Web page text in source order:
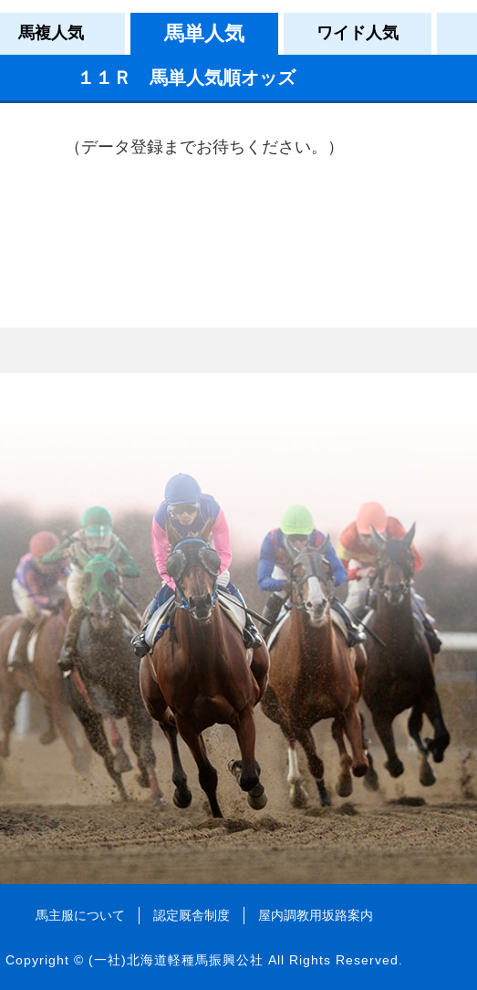
馬複人気 馬単人気 ワイド人気
１１Ｒ 馬単人気順オッズ
（データ登録までお待ちください。）
馬主服について 認定厩舎制度 屋内調教用坂路案内
Copyright © (一社)北海道軽種馬振興公社 All Rights Reserved.